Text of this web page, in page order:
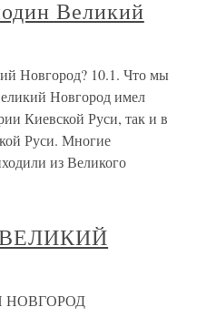
Великий
Новгород? 10.1. Что мы
Новгород имел
Киевской Руси, так и в
Руси. Многие
из Великого
НОВГОРОД